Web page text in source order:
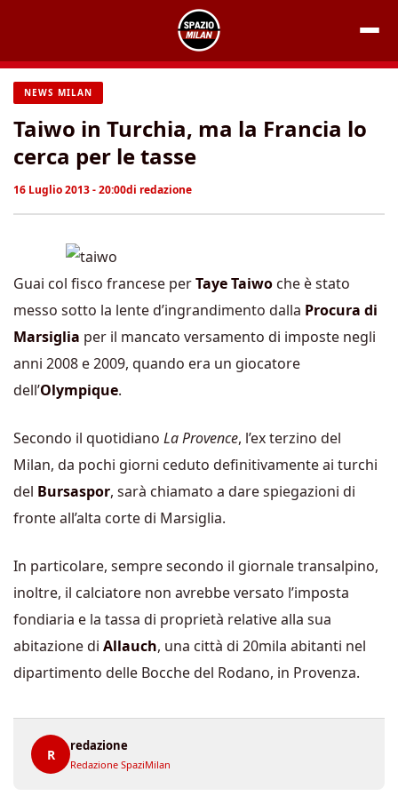
contenuto
NEWS MILAN
Taiwo in Turchia, ma la Francia lo
cerca per le tasse
16 Luglio 2013 - 20:00di redazione
Guai col fisco francese perTaye Taiwo che è stato
messo sotto la lente d’ingrandimento dalla Procura di
Marsiglia per il mancato versamento di imposte negli
anni 2008 e 2009, quando era un giocatore
dell’Olympique.
Secondo il quotidiano La Provence, l’ex terzino del
Milan, da pochi giorni ceduto definitivamente ai turchi
del Bursaspor, sarà chiamato a dare spiegazioni di
fronte all’alta corte di Marsiglia.
In particolare, sempre secondo il giornale transalpino,
inoltre, il calciatore non avrebbe versato l’imposta
fondiaria e la tassa di proprietà relative alla sua
abitazione di Allauch, una città di 20mila abitanti nel
dipartimento delle Bocche del Rodano, in Provenza.
R
redazione
Redazione SpaziMilan